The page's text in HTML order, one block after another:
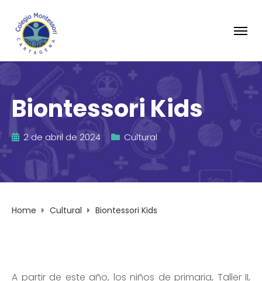
Biontessori Kids
2 de abril de 2024 Cultural
Home Cultural Biontessori Kids
A partir de este año, los niños de primaria, Taller II,